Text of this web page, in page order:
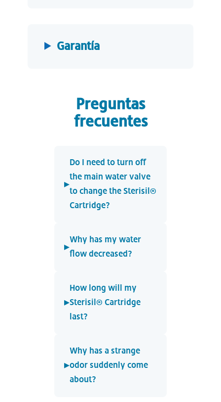
Garantía
Preguntas
frecuentes
▸
Do I need to turn off
the main water valve
to change the Sterisil®
Cartridge?
▸
Why has my water
flow decreased?
▸
How long will my
Sterisil® Cartridge
last?
▸
Why has a strange
odor suddenly come
about?